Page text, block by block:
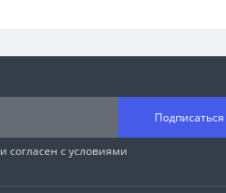
Подписаться
и согласен с условиями